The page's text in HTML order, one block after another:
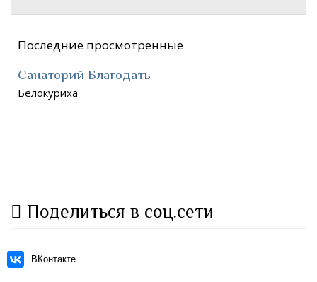
Последние просмотренные
Санаторий Благодать
Белокуриха
Поделиться в соц.сети
ВКонтакте